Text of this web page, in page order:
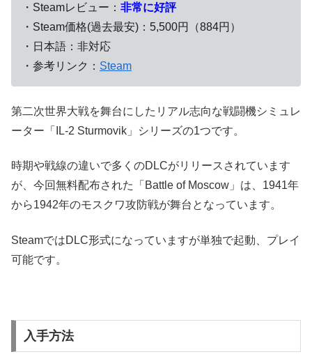
・Steamレビュー： 非常に好評
・Steam価格(過去最安)：5,500円（884円）
・日本語：非対応
・参考リンク： Steam
第二次世界大戦を舞台にしたリアル志向な戦闘機シミュレ
ーター「IL-2 Sturmovik」シリーズの1つです。
時期や戦線の違いで多くのDLCがリリースされています
が、今回無料配布された「Battle of Moscow」は、1941年
から1942年のモスクワ攻防戦が舞台となっています。
SteamではDLC形式になっていますが単独で起動、プレイ
可能です。
入手方法